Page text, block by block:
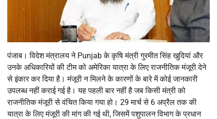
पंजाब। विदेश मंत्रालय ने Punjab के कृषि मंत्री गुरमीत सिंह खुदियां और
उनके अधिकारियों की टीम को अमेरिका यात्रा के लिए राजनीतिक मंजूरी देने
से इंकार कर दिया है। मंजूरी न मिलने के कारणों के बारे में कोई जानकारी
उपलब्ध नहीं कराई गई है। यह पहली बार नहीं है जब किसी मंत्री को
राजनीतिक मंजूरी से वंचित किया गया हो। 29 मार्च से 6 अप्रैल तक की
यात्रा के लिए मंजूरी की मांग की गई थी, जिसमें पशुपालन विभाग के प्रधान